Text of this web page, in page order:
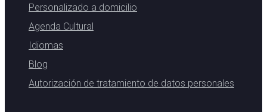
Personalizado a domicilio
Agenda Cultural
Idiomas
Blog
Autorización de tratamiento de datos personales